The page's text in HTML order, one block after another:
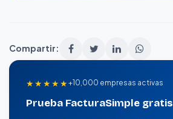
Compartir:
★★★★★+10,000 empresas activas
Prueba FacturaSimple gratis